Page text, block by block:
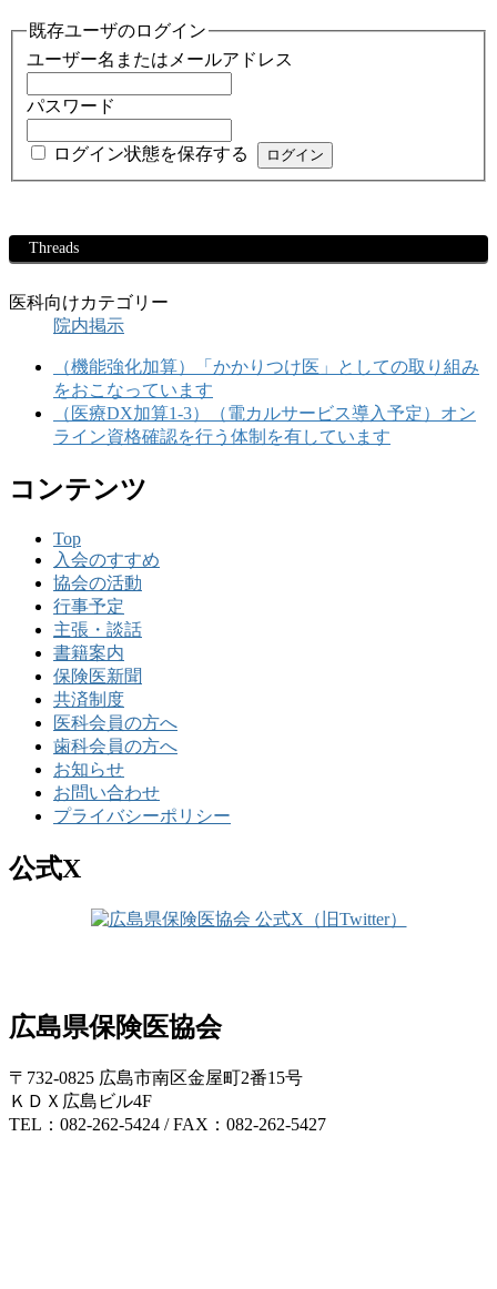
既存ユーザのログイン
ユーザー名またはメールアドレス
パスワード
ログイン状態を保存する
Threads
医科向けカテゴリー
院内掲示
（機能強化加算）「かかりつけ医」としての取り組み
をおこなっています
（医療DX加算1-3）（電カルサービス導入予定）オン
ライン資格確認を行う体制を有しています
コンテンツ
Top
入会のすすめ
協会の活動
行事予定
主張・談話
書籍案内
保険医新聞
共済制度
医科会員の方へ
歯科会員の方へ
お知らせ
お問い合わせ
プライバシーポリシー
公式X
広島県保険医協会
〒732-0825 広島市南区金屋町2番15号
ＫＤＸ広島ビル4F
TEL：082-262-5424 / FAX：082-262-5427